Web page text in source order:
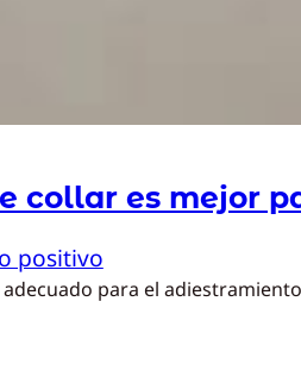
collar es mejor
positivo
para el